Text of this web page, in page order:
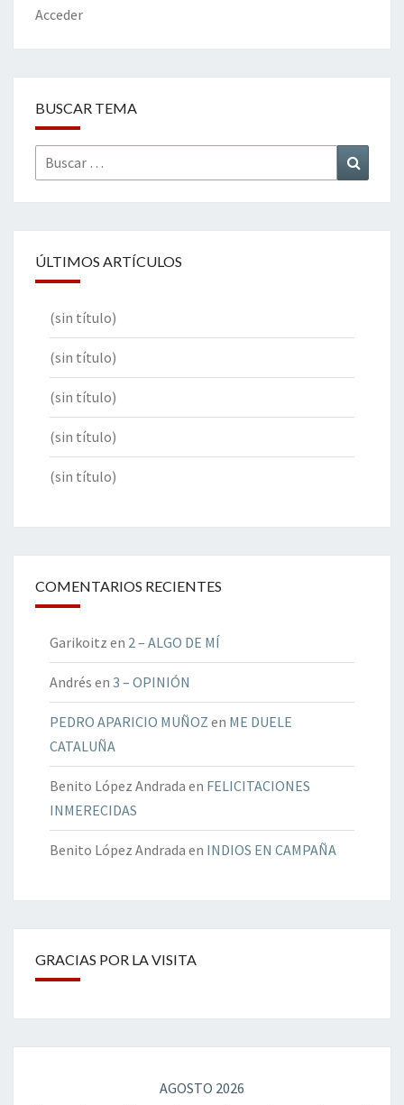
k
Acceder
BUSCAR TEMA
Buscar
por:
ÚLTIMOS ARTÍCULOS
(sin título)
(sin título)
(sin título)
(sin título)
(sin título)
COMENTARIOS RECIENTES
Garikoitz en 2 – ALGO DE MÍ
Andrés en 3 – OPINIÓN
PEDRO APARICIO MUÑOZ en ME DUELE
CATALUÑA
Benito López Andrada en FELICITACIONES
INMERECIDAS
Benito López Andrada en INDIOS EN CAMPAÑA
GRACIAS POR LA VISITA
AGOSTO 2026